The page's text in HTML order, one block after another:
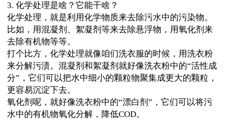
3. 化学处理是啥？它能干啥？
化学处理，就是利用化学物质来去除污水中的污染物。
比如，用混凝剂、絮凝剂等来去除悬浮物，用氧化剂来
去除有机物等等。
打个比方，化学处理就像咱们洗衣服的时候，用洗衣粉
来分解污渍。混凝剂和絮凝剂就好像洗衣粉中的“活性成
分”，它们可以把水中细小的颗粒物聚集成更大的颗粒，
更容易沉淀下去。
氧化剂呢，就好像洗衣粉中的“漂白剂”，它们可以将污
水中的有机物氧化分解，降低COD。